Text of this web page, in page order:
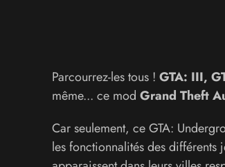
Parcourrez-les tous ! GTA: III,
même... ce mod Grand Theft
Car seulement, ce GTA:
les fonctionnalités des